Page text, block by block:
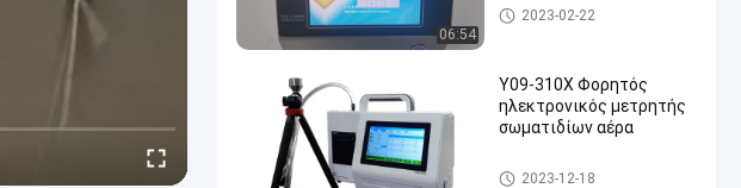
06:54
Μετρητής μορίων αέρα
2023-02-22
Y09-310X Φορητός
ηλεκτρονικός μετρητής
σωματιδίων αέρα
Μετρητής μορίων αέρα
2023-12-18